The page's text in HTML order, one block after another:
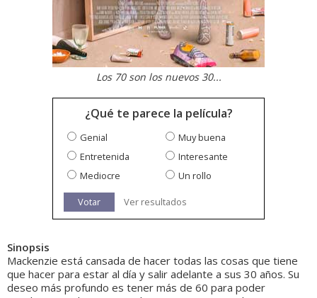
Los 70 son los nuevos 30...
¿Qué te parece la película?
Genial
Muy buena
Entretenida
Interesante
Mediocre
Un rollo
Votar Ver resultados
Sinopsis
Mackenzie está cansada de hacer todas las cosas que tiene
que hacer para estar al día y salir adelante a sus 30 años. Su
deseo más profundo es tener más de 60 para poder